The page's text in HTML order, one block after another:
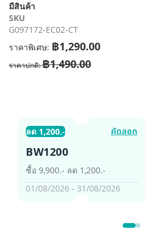
รูปภาพ
มีสินค้า
SKU
G097172-EC02-CT
ราคาพิเศษ ฿1,290.00
ราคาปกติ ฿1,490.00
ลด 1,200.- คัดลอก
BW1200
ซื้อ 9,900.- ลด 1,200.-
01/08/2026 - 31/08/2026